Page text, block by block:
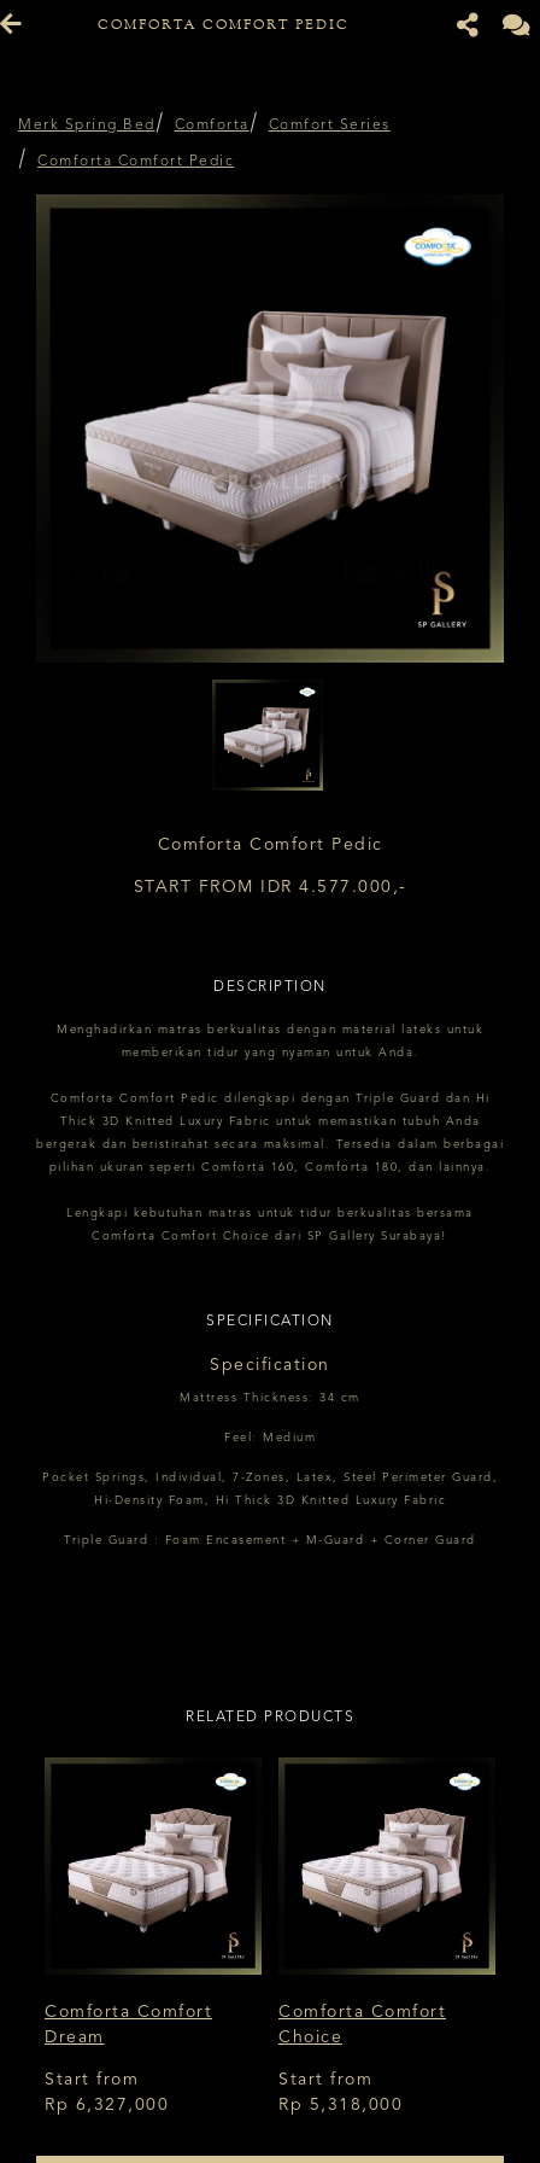
COMFORTA COMFORT PEDIC
Merk Spring Bed Comforta Comfort Series
Comforta Comfort Pedic
Comforta Comfort Pedic
START FROM IDR 4.577.000,-
DESCRIPTION
Menghadirkan matras berkualitas dengan material lateks untuk
memberikan tidur yang nyaman untuk Anda.
Comforta Comfort Pedic dilengkapi dengan Triple Guard dan Hi
Thick 3D Knitted Luxury Fabric untuk memastikan tubuh Anda
bergerak dan beristirahat secara maksimal. Tersedia dalam berbagai
pilihan ukuran seperti Comforta 160, Comforta 180, dan lainnya.
Lengkapi kebutuhan matras untuk tidur berkualitas bersama
Comforta Comfort Choice dari SP Gallery Surabaya!
SPECIFICATION
Specification
Mattress Thickness: 34 cm
Feel: Medium
Pocket Springs, Individual, 7-Zones, Latex, Steel Perimeter Guard,
Hi-Density Foam, Hi Thick 3D Knitted Luxury Fabric
Triple Guard : Foam Encasement + M-Guard + Corner Guard
RELATED PRODUCTS
Comforta Comfort
Dream
Start from
Rp 6,327,000
Comforta Comfort
Choice
Start from
Rp 5,318,000